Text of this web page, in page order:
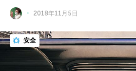
2018年11月5日
安全